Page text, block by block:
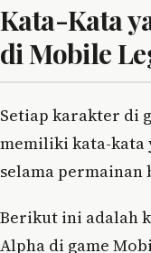
Kata-Kata
di Mobile
Setiap karakter di
memiliki kata-kata
selama permainan
Berikut ini adalah
Alpha di game